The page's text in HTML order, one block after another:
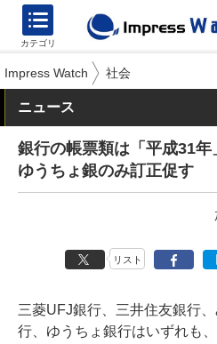
カテゴリ
Impress Watch 社会
ニュース
銀行の帳票類は「平成31
ゆうちょ銀のみ訂正促す
リスト
三菱UFJ銀行、三井住友銀行
行、ゆうちょ銀行はいずれも